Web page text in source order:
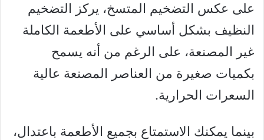
على عكس التضخيم المتسخ، يركز التضخيم
النظيف بشكل أساسي على الأطعمة الكاملة
غير المصنعة، على الرغم من أنه يسمح
بكميات صغيرة من العناصر المصنعة عالية
السعرات الحرارية.
بينما يمكنك الاستمتاع بجميع الأطعمة باعتدال،